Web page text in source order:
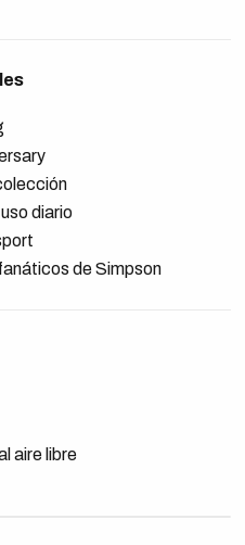
diario
de Simpson
aire libre